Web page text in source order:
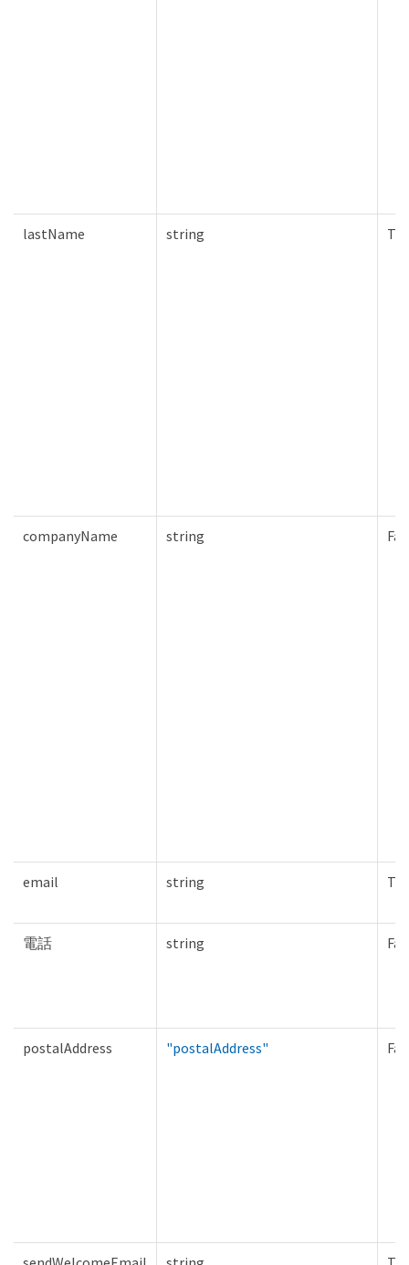
lastName string
companyName string
email string
電話 string
postalAddress "postalAddress"